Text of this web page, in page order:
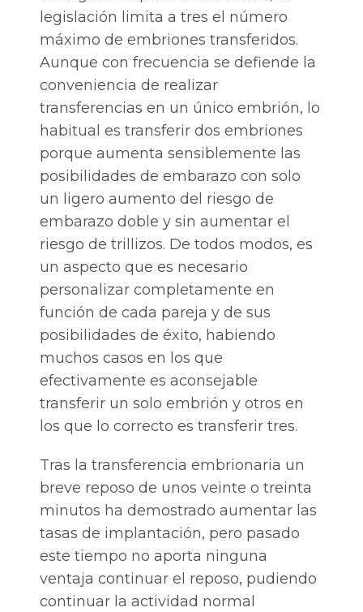
legislación limita a tres el número
máximo de embriones transferidos.
Aunque con frecuencia se defiende la
conveniencia de realizar
transferencias en un único embrión, lo
habitual es transferir dos embriones
porque aumenta sensiblemente las
posibilidades de embarazo con solo
un ligero aumento del riesgo de
embarazo doble y sin aumentar el
riesgo de trillizos. De todos modos, es
un aspecto que es necesario
personalizar completamente en
función de cada pareja y de sus
posibilidades de éxito, habiendo
muchos casos en los que
efectivamente es aconsejable
transferir un solo embrión y otros en
los que lo correcto es transferir tres.
Tras la transferencia embrionaria un
breve reposo de unos veinte o treinta
minutos ha demostrado aumentar las
tasas de implantación, pero pasado
este tiempo no aporta ninguna
ventaja continuar el reposo, pudiendo
continuar la actividad normal